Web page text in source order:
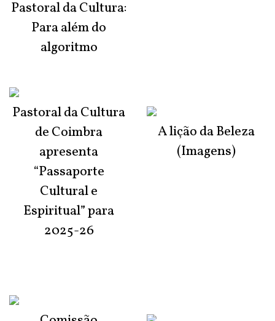
Pastoral da Cultura:
Para além do
algoritmo
Pastoral da Cultura
de Coimbra
apresenta
“Passaporte
Cultural e
Espiritual” para
2025-26
A lição da Beleza
(Imagens)